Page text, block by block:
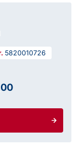
5820010726